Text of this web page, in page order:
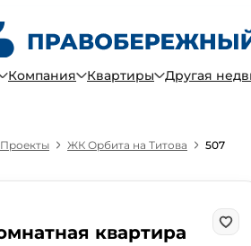
Компания Квартиры Другая
Проекты ЖК Орбита на Титова 507
квартира